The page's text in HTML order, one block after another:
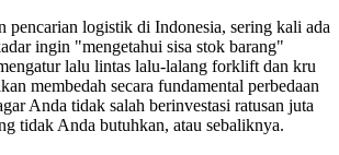
pencarian logistik di Indonesia, sering kali ada
ingin "mengetahui sisa stok barang"
lalu lintas lalu-lalang forklift dan kru
membedah secara fundamental perbedaan
Anda tidak salah berinvestasi ratusan juta
tidak Anda butuhkan, atau sebaliknya.